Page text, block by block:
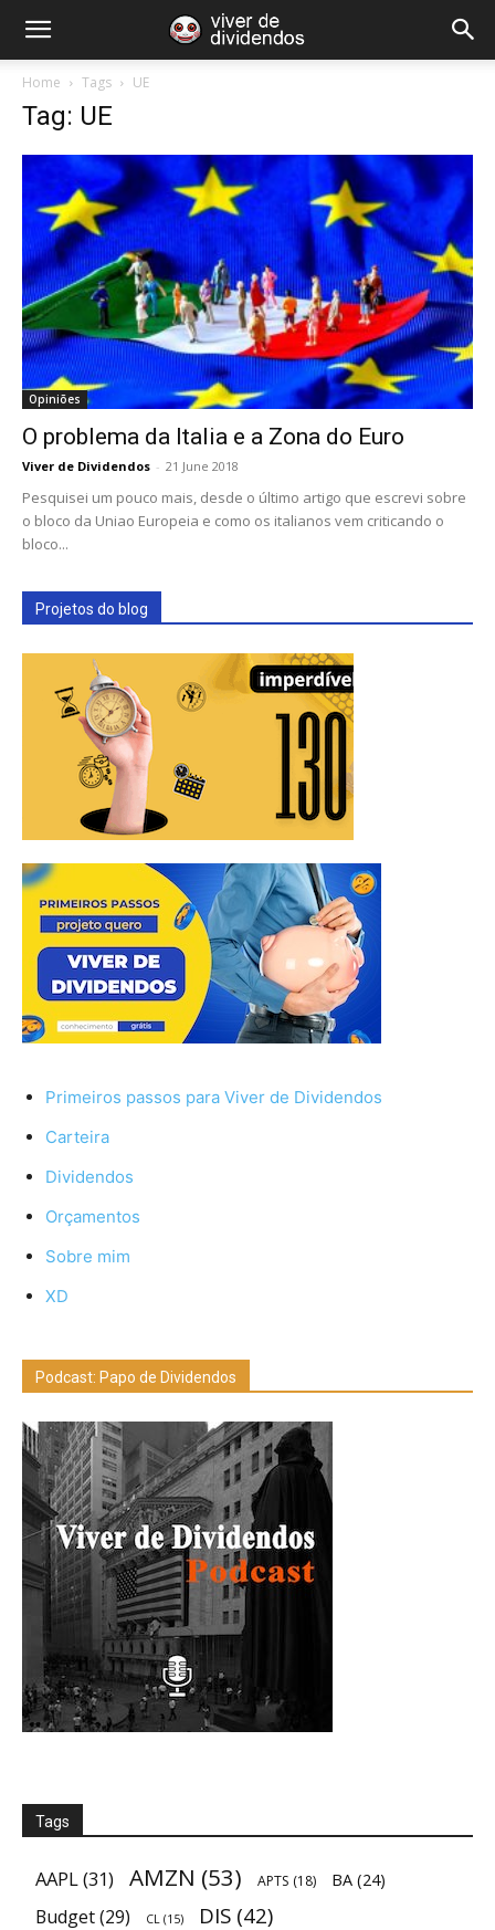
Home Tags UE
Tag: UE
Opiniões
O problema da Italia e a Zona do Euro
Viver de Dividendos - 21 June 2018
Pesquisei um pouco mais, desde o último artigo que escrevi sobre
o bloco da Uniao Europeia e como os italianos vem criticando o
bloco...
Projetos do blog
Primeiros passos para Viver de Dividendos
Carteira
Dividendos
Orçamentos
Sobre mim
XD
Podcast: Papo de Dividendos
Tags
AAPL(31) AMZN (53) APTS (18) BA (24)
Budget(29) CL (15) DIS (42)